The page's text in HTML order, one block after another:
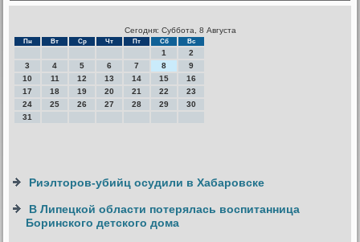
Сегодня: Суббота, 8 Августа
Пн Вт Ср Чт Пт Сб Вс
1
2
3
4 5 6 7 8
9
10
11 12 13 14 15
16
17
18 19 20 21 22
23
24
25 26 27 28 29
30
31
Риэлторов-убийц осудили в Хабаровске
В Липецкой области потерялась воспитанница
Боринского детского дома